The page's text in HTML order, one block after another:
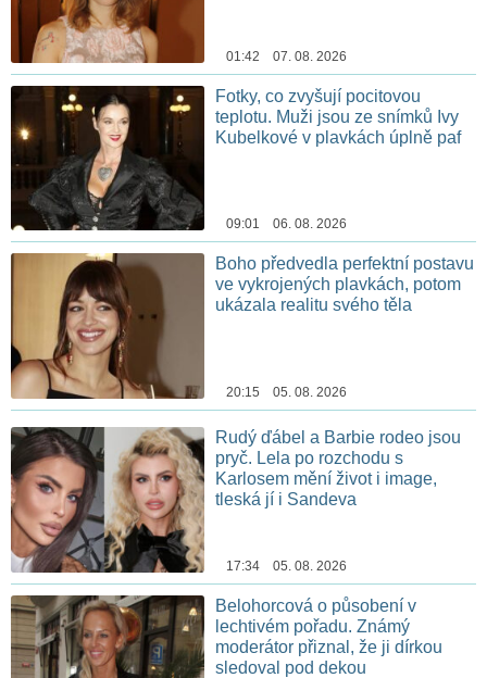
01:42 07. 08. 2026
Fotky, co zvyšují pocitovou
teplotu. Muži jsou ze snímků Ivy
Kubelkové v plavkách úplně paf
09:01 06. 08. 2026
Boho předvedla perfektní postavu
ve vykrojených plavkách, potom
ukázala realitu svého těla
20:15 05. 08. 2026
Rudý ďábel a Barbie rodeo jsou
pryč. Lela po rozchodu s
Karlosem mění život i image,
tleská jí i Sandeva
17:34 05. 08. 2026
Belohorcová o působení v
lechtivém pořadu. Známý
moderátor přiznal, že ji dírkou
sledoval pod dekou